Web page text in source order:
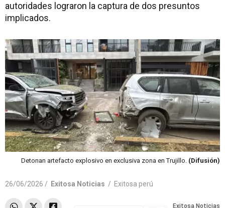
autoridades lograron la captura de dos presuntos
implicados.
Detonan artefacto explosivo en exclusiva zona en Trujillo. (Difusión)
26/06/2026 / Exitosa Noticias / Exitosa perú